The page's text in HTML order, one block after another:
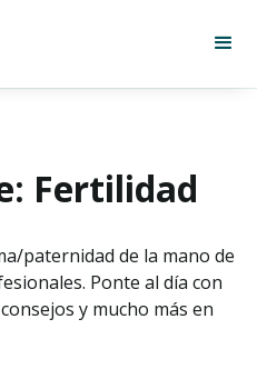
Fertilidad
paternidad de la mano de
Ponte al día con
y mucho más en